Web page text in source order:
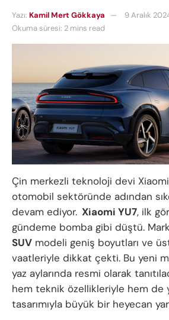
Yazı: Kamil Mert Gökkaya
9 Aralık
Okuma süresi: 2 mins read
Çin merkezli teknoloji devi
otomobil sektöründe adından
devam ediyor. Xiaomi YU7, ilk
gündeme bomba gibi düştü.
SUV modeli geniş boyutları ve
vaatleriyle dikkat çekti. Bu yeni
yaz aylarında resmi olarak
hem teknik özellikleriyle hem de
tasarımıyla büyük bir heyecan